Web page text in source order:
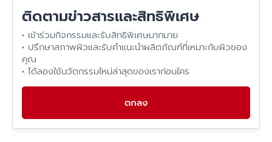
ติดตามข่าวสารและสิทธิพิเศษ
• เข้าร่วมกิจกรรมและรับสิทธิพิเศษมากมาย
• ปรึกษาสภาพผิวและรับคำแนะนำผลิตภัณฑ์ที่เหมาะกับผิวของ
คุณ
• ได้ลองใช้นวัตกรรมใหม่ล่าสุดของเราก่อนใคร
ตกลง